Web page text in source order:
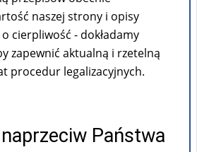
stan sprawy
Formularze
FAQ
naszej strony i opisy
cierpliwość - dokładamy
zapewnić aktualną i rzetelną
procedur legalizacyjnych.
Państwa